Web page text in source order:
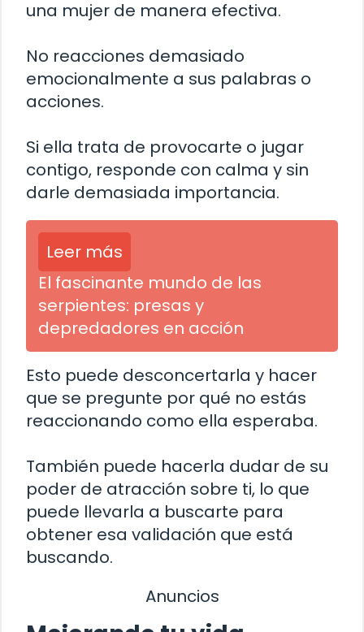
una mujer de manera efectiva.
No reacciones demasiado
emocionalmente a sus palabras o
acciones.
Si ella trata de provocarte o jugar
contigo, responde con calma y sin
darle demasiada importancia.
Leer más
El fascinante mundo de las
serpientes: presas y
depredadores en acción
Esto puede desconcertarla y hacer
que se pregunte por qué no estás
reaccionando como ella esperaba.
También puede hacerla dudar de su
poder de atracción sobre ti, lo que
puede llevarla a buscarte para
obtener esa validación que está
buscando.
Anuncios